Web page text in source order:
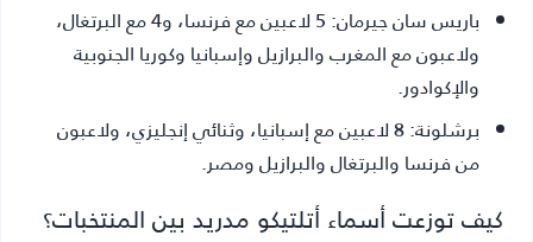
باريس سان جيرمان:
5 لاعبين مع فرنسا، و4 مع البرتغال،
ولاعبون مع المغرب والبرازيل وإسبانيا وكوريا الجنوبية
والإكوادور.
برشلونة:
8 لاعبين مع إسبانيا، وثنائي إنجليزي، ولاعبون
من فرنسا والبرتغال والبرازيل ومصر.
كيف توزعت أسماء أتلتيكو مدريد بين المنتخبات؟